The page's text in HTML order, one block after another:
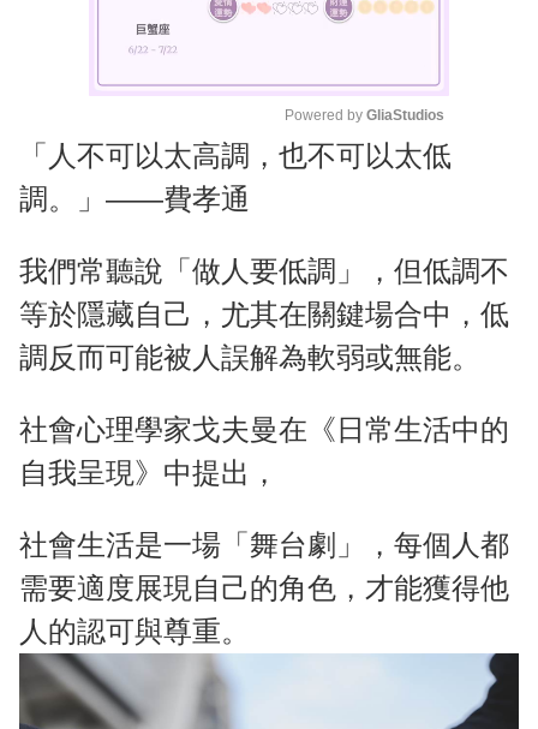
M
Powered by GliaStudios
「人不可以太高調，也不可以太低
調。」——費孝通
我們常聽說「做人要低調」，但低調不
等於隱藏自己，尤其在關鍵場合中，低
調反而可能被人誤解為軟弱或無能。
社會心理學家戈夫曼在《日常生活中的
自我呈現》中提出，
社會生活是一場「舞台劇」，每個人都
需要適度展現自己的角色，才能獲得他
人的認可與尊重。